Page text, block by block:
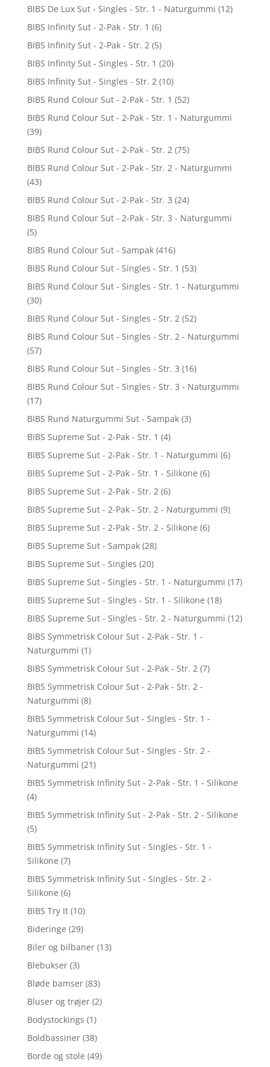
BIBS De Lux Sut - Singles - Str. 1 - Naturgummi (12)
BIBS Infinity Sut - 2-Pak - Str. 1 (6)
BIBS Infinity Sut - 2-Pak - Str. 2 (5)
BIBS Infinity Sut - Singles - Str. 1 (20)
BIBS Infinity Sut - Singles - Str. 2 (10)
BIBS Rund Colour Sut - 2-Pak - Str. 1 (52)
BIBS Rund Colour Sut - 2-Pak - Str. 1 - Naturgummi
(39)
BIBS Rund Colour Sut - 2-Pak - Str. 2 (75)
BIBS Rund Colour Sut - 2-Pak - Str. 2 - Naturgummi
(43)
BIBS Rund Colour Sut - 2-Pak - Str. 3 (24)
BIBS Rund Colour Sut - 2-Pak - Str. 3 - Naturgummi
(5)
BIBS Rund Colour Sut - Sampak (416)
BIBS Rund Colour Sut - Singles - Str. 1 (53)
BIBS Rund Colour Sut - Singles - Str. 1 - Naturgummi
(30)
BIBS Rund Colour Sut - Singles - Str. 2 (52)
BIBS Rund Colour Sut - Singles - Str. 2 - Naturgummi
(57)
BIBS Rund Colour Sut - Singles - Str. 3 (16)
BIBS Rund Colour Sut - Singles - Str. 3 - Naturgummi
(17)
BIBS Rund Naturgummi Sut - Sampak (3)
BIBS Supreme Sut - 2-Pak - Str. 1 (4)
BIBS Supreme Sut - 2-Pak - Str. 1 - Naturgummi (6)
BIBS Supreme Sut - 2-Pak - Str. 1 - Silikone (6)
BIBS Supreme Sut - 2-Pak - Str. 2 (6)
BIBS Supreme Sut - 2-Pak - Str. 2 - Naturgummi (9)
BIBS Supreme Sut - 2-Pak - Str. 2 - Silikone (6)
BIBS Supreme Sut - Sampak (28)
BIBS Supreme Sut - Singles (20)
BIBS Supreme Sut - Singles - Str. 1 - Naturgummi (17)
BIBS Supreme Sut - Singles - Str. 1 - Silikone (18)
BIBS Supreme Sut - Singles - Str. 2 - Naturgummi (12)
BIBS Symmetrisk Colour Sut - 2-Pak - Str. 1 -
Naturgummi (1)
BIBS Symmetrisk Colour Sut - 2-Pak - Str. 2 (7)
BIBS Symmetrisk Colour Sut - 2-Pak - Str. 2 -
Naturgummi (8)
BIBS Symmetrisk Colour Sut - Singles - Str. 1 -
Naturgummi (14)
BIBS Symmetrisk Colour Sut - Singles - Str. 2 -
Naturgummi (21)
BIBS Symmetrisk Infinity Sut - 2-Pak - Str. 1 - Silikone
(4)
BIBS Symmetrisk Infinity Sut - 2-Pak - Str. 2 - Silikone
(5)
BIBS Symmetrisk Infinity Sut - Singles - Str. 1 -
Silikone (7)
BIBS Symmetrisk Infinity Sut - Singles - Str. 2 -
Silikone (6)
BIBS Try It (10)
Bideringe (29)
Biler og bilbaner (13)
Blebukser (3)
Bløde bamser (83)
Bluser og trøjer (2)
Bodystockings (1)
Boldbassiner (38)
Borde og stole (49)